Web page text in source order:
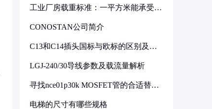
工业厂房载重标准：一平方米能承受多
CONOSTAN公司简介
C13和C14插头国标与欧标的区别及其
LGJ-240/30导线参数及载流量解析
寻找nce01p30k MOSFET管的合适替代
电梯的尺寸有哪些规格